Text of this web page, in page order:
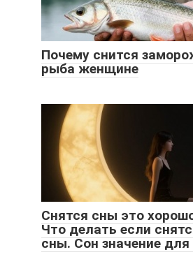
Почему снится
рыба женщине
Снятся сны это
Что делать если
сны. Сон значение для